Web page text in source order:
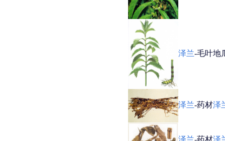
泽兰-毛叶地
泽兰-药材泽
泽兰-药材泽